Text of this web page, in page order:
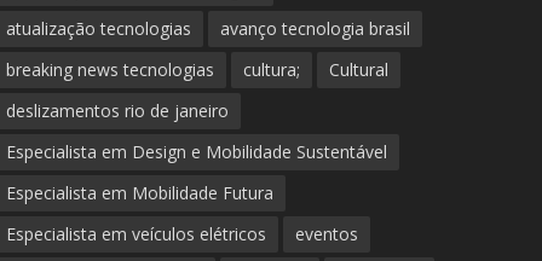
atualização tecnologias
avanço tecnologia brasil
breaking news tecnologias
cultura;
Cultural
deslizamentos rio de janeiro
Especialista em Design e Mobilidade Sustentável
Especialista em Mobilidade Futura
Especialista em veículos elétricos
eventos